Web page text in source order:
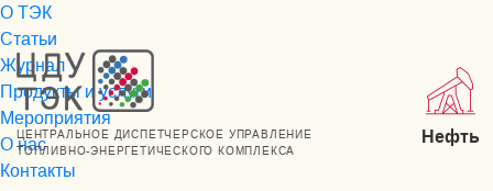
ЦЕНТРАЛЬНОЕ ДИСПЕТЧЕРСКОЕ УПРАВЛЕНИЕ
ТОПЛИВНО-ЭНЕРГЕТИЧЕСКОГО КОМПЛЕКСА
Нефть
О ТЭК
Статьи
Журнал
Продукты и услуги
Мероприятия
О нас
Контакты